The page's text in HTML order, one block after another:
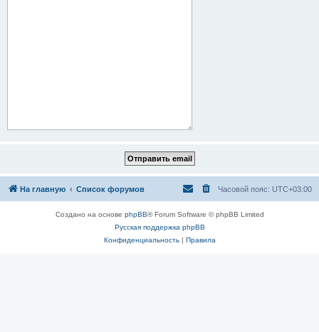
На главную Список форумов Часовой пояс: UTC+03:00
Создано на основе phpBB® Forum Software © phpBB Limited
Русская поддержка phpBB
Конфиденциальность| Правила